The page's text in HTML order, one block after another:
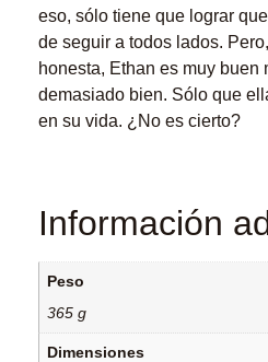
eso, sólo tiene que lograr
de seguir a todos lados.
honesta, Ethan es muy buen
demasiado bien. Sólo que
en su vida. ¿No es cierto?
Información
Peso
365 g
Dimensiones